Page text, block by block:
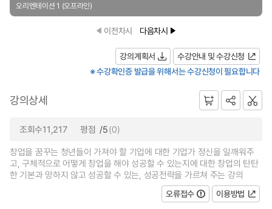
오리엔테이션 1 (오프라인)
이전차시 다음차시
강의계획서
수강안내 및 수강신청
※ 수강확인증 발급을 위해서는 수강신청이 필요합니다
강의상세
조회수11,217 평점 /5(0)
창업을 꿈꾸는 청년들이 가져야 할 기업에 대한 기업가 정신을 일깨워주
고, 구체적으로 어떻게 창업을 해야 성공할 수 있는지에 대한 창업의 탄탄
한 기본과 망하지 않고 성공할 수 있는, 성공전략을 가르쳐 주는 강의
오류접수
이용방법